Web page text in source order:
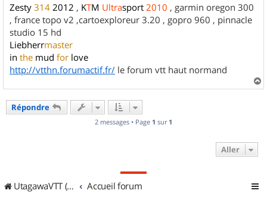
Zesty 314 2012 , KTM Ultrasport 2010 , garmin oregon 300
, france topo v2 ,cartoexploreur 3.20 , gopro 960 , pinnacle
studio 15 hd
Liebherrmaster
in the mud for love
http://vtthn.forumactif.fr/ le forum vtt haut normand
a
Répondre
2 messages • Page 1 sur 1
Aller
UtagawaVTT (Randos VTT et VTTAE avec traces GPS) Accueil forum